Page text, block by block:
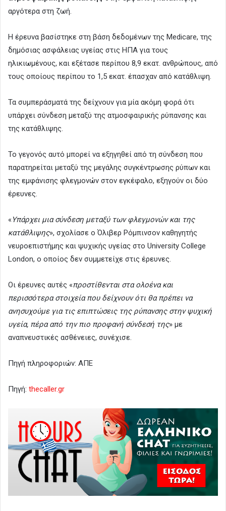
αργότερα στη ζωή.
Η έρευνα βασίστηκε στη βάση δεδομένων της Medicare, της
δημόσιας ασφάλειας υγείας στις ΗΠΑ για τους
ηλικιωμένους, και εξέτασε περίπου 8,9 εκατ. ανθρώπους, από
τους οποίους περίπου το 1,5 εκατ. έπασχαν από κατάθλιψη.
Τα συμπεράσματά της δείχνουν για μία ακόμη φορά ότι
υπάρχει σύνδεση μεταξύ της ατμοσφαιρικής ρύπανσης και
της κατάθλιψης.
Το γεγονός αυτό μπορεί να εξηγηθεί από τη σύνδεση που
παρατηρείται μεταξύ της μεγάλης συγκέντρωσης ρύπων και
της εμφάνισης φλεγμονών στον εγκέφαλο, εξηγούν οι δύο
έρευνες.
« Υπάρχει μια σύνδεση μεταξύ των φλεγμονών και της
κατάθλιψης», σχολίασε ο Όλιβερ Ρόμπινσον καθηγητής
νευροεπιστήμης και ψυχικής υγείας στο University College
London, o οποίος δεν συμμετείχε στις έρευνες.
Οι έρευνες αυτές «προστίθενται στα ολοένα και
περισσότερα στοιχεία που δείχνουν ότι θα πρέπει να
ανησυχούμε για τις επιπτώσεις της ρύπανσης στην ψυχική
υγεία, πέρα από την πιο προφανή σύνδεσή της» με
αναπνευστικές ασθένειες, συνέχισε.
Πηγή πληροφοριών: ΑΠΕ
Πηγή: thecaller.gr